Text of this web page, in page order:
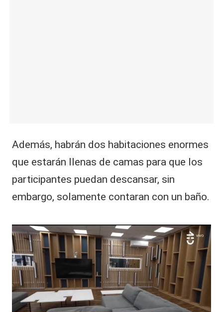
Además, habrán dos habitaciones enormes
que estarán llenas de camas para que los
participantes puedan descansar, sin
embargo, solamente contaran con un baño.